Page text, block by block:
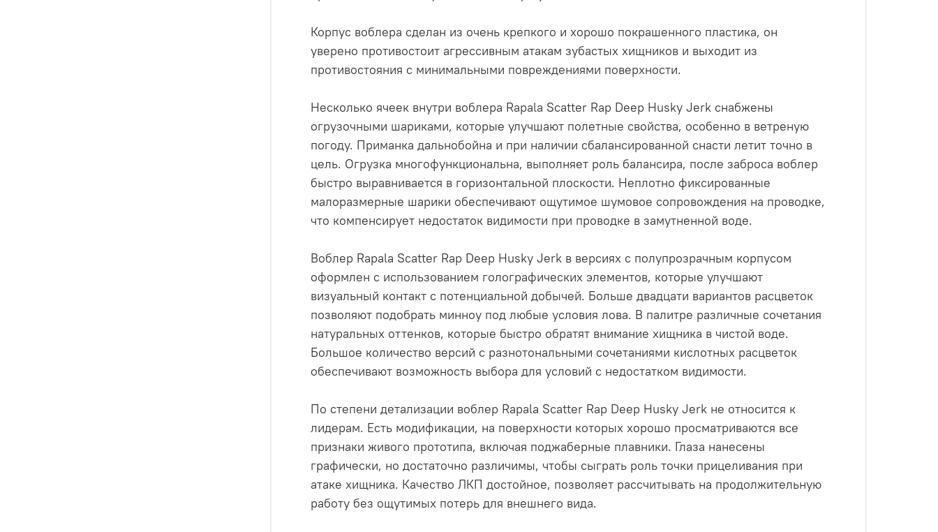
Корпус воблера сделан из очень крепкого и хорошо покрашенного пластика, он
уверено противостоит агрессивным атакам зубастых хищников и выходит из
противостояния с минимальными повреждениями поверхности.
Несколько ячеек внутри воблера Rapala Scatter Rap Deep Husky Jerk снабжены
огрузочными шариками, которые улучшают полетные свойства, особенно в ветреную
погоду. Приманка дальнобойна и при наличии сбалансированной снасти летит точно в
цель. Огрузка многофункциональна, выполняет роль балансира, после заброса воблер
быстро выравнивается в горизонтальной плоскости. Неплотно фиксированные
малоразмерные шарики обеспечивают ощутимое шумовое сопровождения на проводке,
что компенсирует недостаток видимости при проводке в замутненной воде.
Воблер Rapala Scatter Rap Deep Husky Jerk в версиях с полупрозрачным корпусом
оформлен с использованием голографических элементов, которые улучшают
визуальный контакт с потенциальной добычей. Больше двадцати вариантов расцветок
позволяют подобрать минноу под любые условия лова. В палитре различные сочетания
натуральных оттенков, которые быстро обратят внимание хищника в чистой воде.
Большое количество версий с разнотональными сочетаниями кислотных расцветок
обеспечивают возможность выбора для условий с недостатком видимости.
По степени детализации воблер Rapala Scatter Rap Deep Husky Jerk не относится к
лидерам. Есть модификации, на поверхности которых хорошо просматриваются все
признаки живого прототипа, включая поджаберные плавники. Глаза нанесены
графически, но достаточно различимы, чтобы сыграть роль точки прицеливания при
атаке хищника. Качество ЛКП достойное, позволяет рассчитывать на продолжительную
работу без ощутимых потерь для внешнего вида.